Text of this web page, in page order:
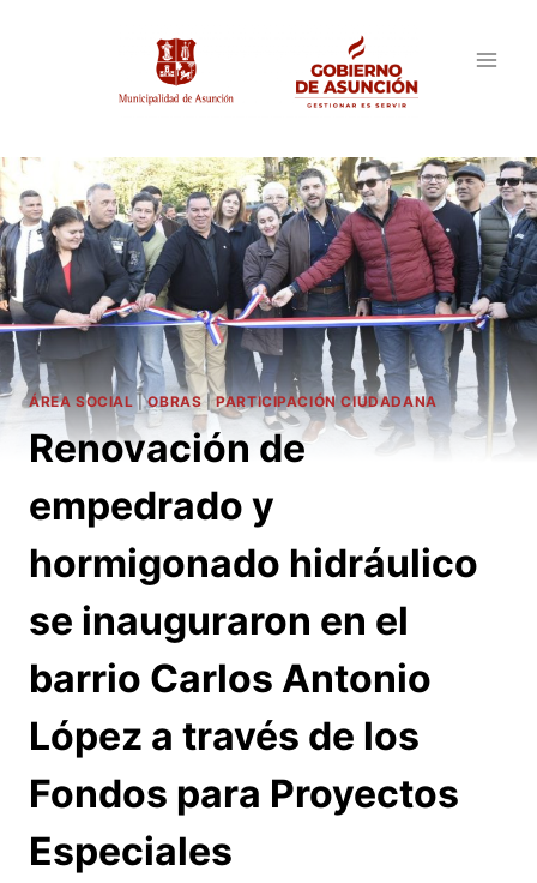
ÁREA SOCIAL |OBRAS|PARTICIPACIÓN CIUDADANA
Renovación de
empedrado y
hormigonado hidráulico
se inauguraron en el
barrio Carlos Antonio
López a través de los
Fondos para Proyectos
Especiales